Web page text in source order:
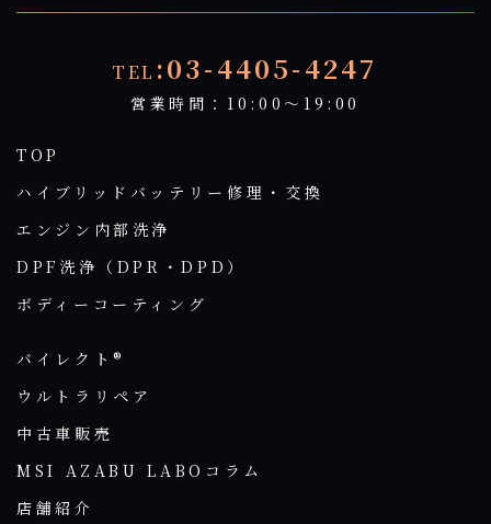
TEL :03-4405-4247
営業時間：10:00～19:00
TOP
ハイブリッドバッテリー修理・交換
エンジン内部洗浄
DPF洗浄（DPR・DPD）
ボディーコーティング
バイレクト®
ウルトラリペア
中古車販売
MSI AZABU LABOコラム
店舗紹介